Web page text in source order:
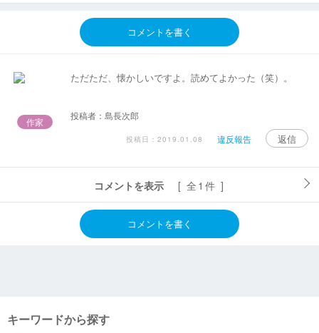
コメントを書く
作家
ただただ、懐かしいですよ。読めてよかった（笑）。
投稿者：島長次郎
投稿日：2019.01.08 違反報告 返信
コメントを表示 [ 全1件 ]
コメントを書く
キーワードから探す